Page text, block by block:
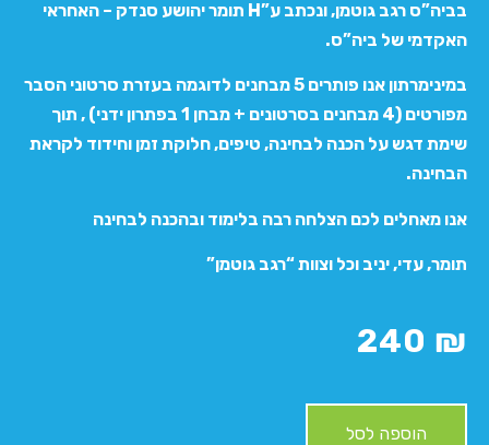
בביה”ס רגב גוטמן, ונכתב ע”H תומר יהושע סנדק – האחראי
האקדמי של ביה”ס.
במינימרתון אנו פותרים 5 מבחנים לדוגמה בעזרת סרטוני הסבר
מפורטים (4 מבחנים בסרטונים + מבחן 1 בפתרון ידני) , תוך
שימת דגש על הכנה לבחינה, טיפים, חלוקת זמן וחידוד לקראת
הבחינה.
אנו מאחלים לכם הצלחה רבה בלימוד ובהכנה לבחינה
תומר, עדי, יניב וכל וצוות “רגב גוטמן”
240 ₪
הוספה לסל